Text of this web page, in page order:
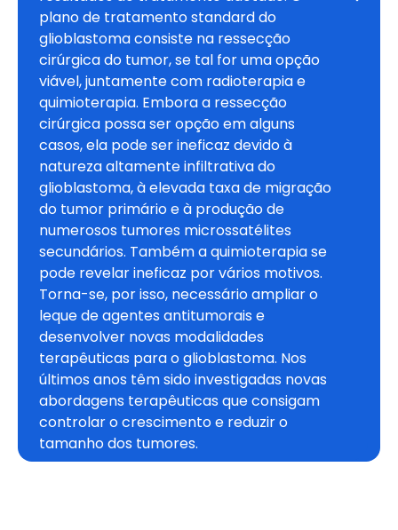
plano de tratamento standard do
glioblastoma consiste na ressecção
cirúrgica do tumor, se tal for uma opção
viável, juntamente com radioterapia e
quimioterapia. Embora a ressecção
cirúrgica possa ser opção em alguns
casos, ela pode ser ineficaz devido à
natureza altamente infiltrativa do
glioblastoma, à elevada taxa de migração
do tumor primário e à produção de
numerosos tumores microssatélites
secundários. Também a quimioterapia se
pode revelar ineficaz por vários motivos.
Torna-se, por isso, necessário ampliar o
leque de agentes antitumorais e
desenvolver novas modalidades
terapêuticas para o glioblastoma. Nos
últimos anos têm sido investigadas novas
abordagens terapêuticas que consigam
controlar o crescimento e reduzir o
tamanho dos tumores.